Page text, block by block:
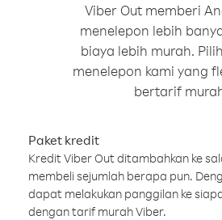
Viber Out memberi
menelepon lebih
biaya lebih murah.
menelepon kami yang
bertarif
Paket kredit
Kredit Viber Out ditambahkan ke
membeli sejumlah berapa pun.
dapat melakukan panggilan ke
dengan tarif murah Viber.